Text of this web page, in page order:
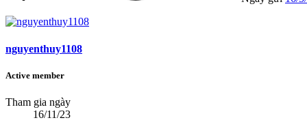
nguyenthuy1108
Active member
Tham gia ngày
16/11/23